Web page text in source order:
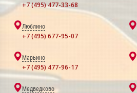
+7 (495) 477-33-68
Люблино
+7 (495) 677-95-07
Марьино
+7 (495) 477-96-17
Медведково